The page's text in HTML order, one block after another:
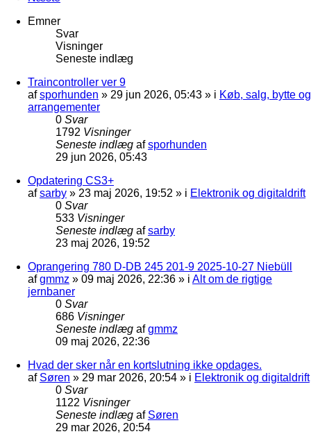
Emner
Svar
Visninger
Seneste indlæg
Traincontroller ver 9
afsporhunden » 29 jun 2026, 05:43 » i Køb, salg, bytte og
arrangementer
0 Svar
1792 Visninger
Seneste indlæg afsporhunden
29 jun 2026, 05:43
Opdatering CS3+
afsarby » 23 maj 2026, 19:52 » i Elektronik og digitaldrift
0 Svar
533 Visninger
Seneste indlæg afsarby
23 maj 2026, 19:52
Oprangering 780 D-DB 245 201-9 2025-10-27 Niebüll
afgmmz » 09 maj 2026, 22:36 » i Alt om de rigtige
jernbaner
0 Svar
686 Visninger
Seneste indlæg afgmmz
09 maj 2026, 22:36
Hvad der sker når en kortslutning ikke opdages.
af Søren » 29 mar 2026, 20:54 » i Elektronik og digitaldrift
0 Svar
1122 Visninger
Seneste indlæg af Søren
29 mar 2026, 20:54